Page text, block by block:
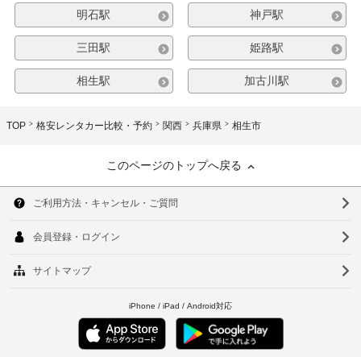
明石駅 神戸駅
三田駅 姫路駅
相生駅 加古川駅
TOP 格安レンタカー比較・予約 関西 兵庫県 相生市
このページのトップへ戻る